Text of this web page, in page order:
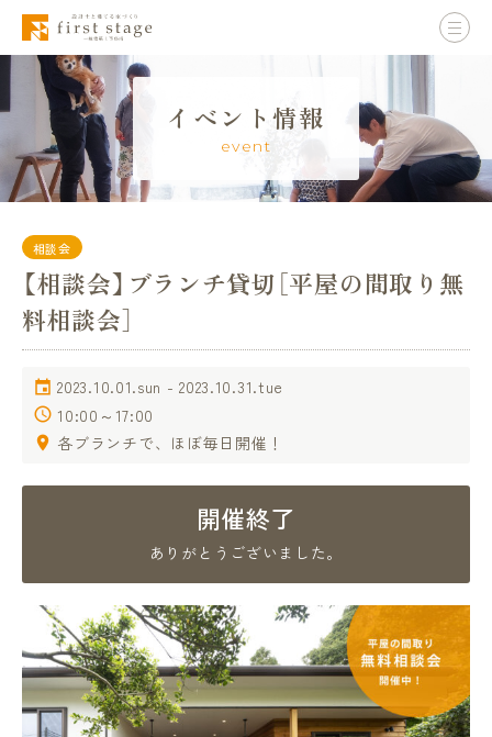
イベント情報
event
相談会
【相談会】ブランチ貸切［平屋の間取り無
料相談会］
2023.10.01.sun - 2023.10.31.tue
10:00～17:00
各ブランチで、ほぼ毎日開催！
開催終了
ありがとうございました。